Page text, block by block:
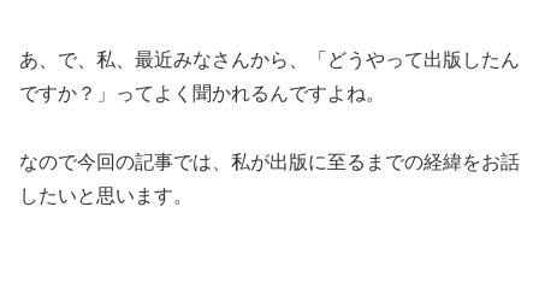
あ、で、私、最近みなさんから、「どうやって出版したん
ですか？」ってよく聞かれるんですよね。
なので今回の記事では、私が出版に至るまでの経緯をお話
したいと思います。